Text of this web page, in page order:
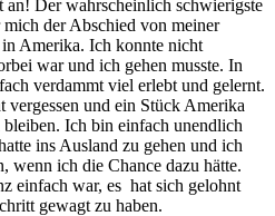
an! Der wahrscheinlich schwierigste
der Abschied von meiner
Amerika. Ich konnte nicht
war und ich gehen musste. In
verdammt viel erlebt und gelernt.
vergessen und ein Stück Amerika
Ich bin einfach unendlich
ins Ausland zu gehen und ich
wenn ich die Chance dazu hätte.
einfach war, es hat sich gelohnt
gewagt zu haben.